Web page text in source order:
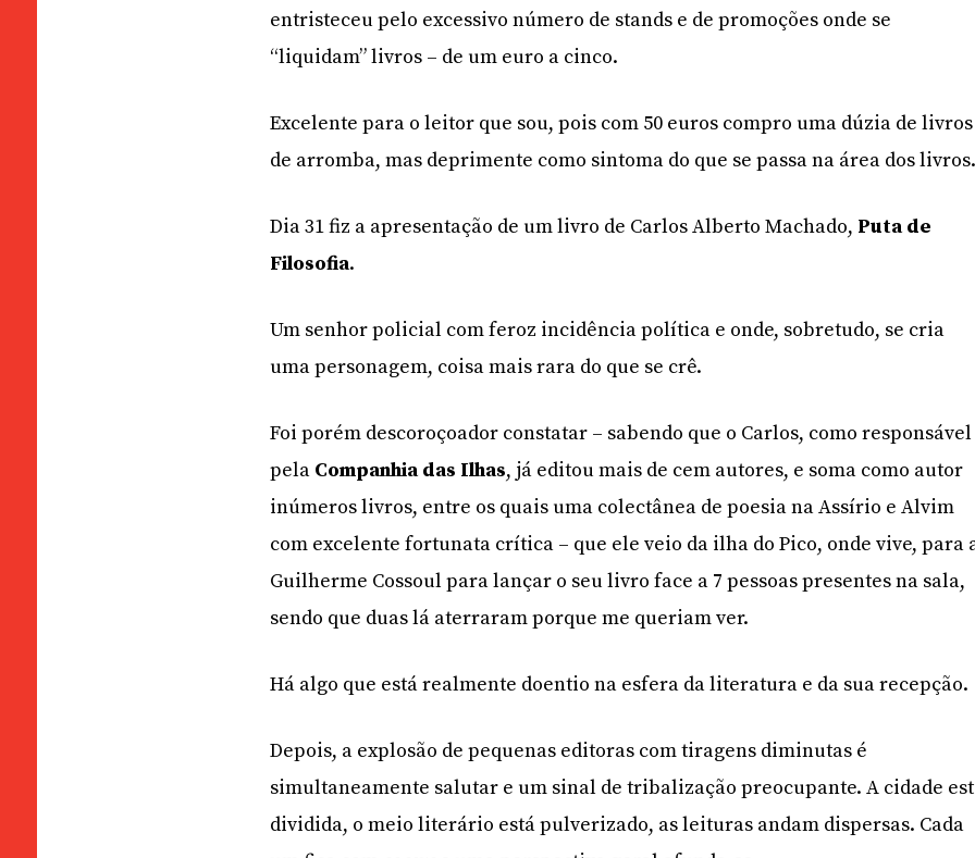
entristeceu pelo excessivo número de stands e de promoções onde se
“liquidam” livros – de um euro a cinco.
Excelente para o leitor que sou, pois com 50 euros compro uma dúzia de livros
de arromba, mas deprimente como sintoma do que se passa na área dos
Dia 31 fiz a apresentação de um livro de Carlos Alberto Machado, Puta de
Filosofia.
Um senhor policial com feroz incidência política e onde, sobretudo, se cria
uma personagem, coisa mais rara do que se crê.
Foi porém descoroçoador constatar – sabendo que o Carlos, como responsável
pela Companhia das Ilhas, já editou mais de cem autores, e soma como autor
inúmeros livros, entre os quais uma colectânea de poesia na Assírio e Alvim
com excelente fortunata crítica – que ele veio da ilha do Pico, onde vive, para
Guilherme Cossoul para lançar o seu livro face a 7 pessoas presentes na sala,
sendo que duas lá aterraram porque me queriam ver.
Há algo que está realmente doentio na esfera da literatura e da sua recepção.
Depois, a explosão de pequenas editoras com tiragens diminutas é
simultaneamente salutar e um sinal de tribalização preocupante. A cidade
dividida, o meio literário está pulverizado, as leituras andam dispersas. Cada